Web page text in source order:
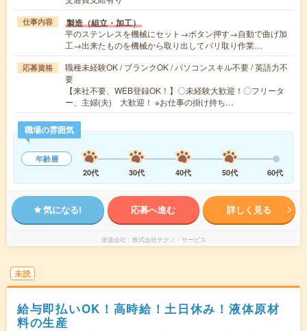
仕事内容 製造（組立・加工）
平のステンレスを機械にセット→ボタン押す→自動で曲げ加
工→出来たものを機械から取り出してバリ取り作業…
応募資格
職種未経験OK / ブランクOK / パソコンスキル不要 / 英語力不
要
【来社不要、WEB登録OK！】〇未経験大歓迎！〇フリータ
ー、主婦(夫) 大歓迎！ ※お仕事の掛け持ち…
職場の雰囲気
年齢層
20代
30代 40代 50代 60代
気になる! 応募へ進む 詳しく見る
派遣会社 株式会社テクノ・サービス
未読
給与即払いOK！高時給！土日休み！液体原材
料の生産